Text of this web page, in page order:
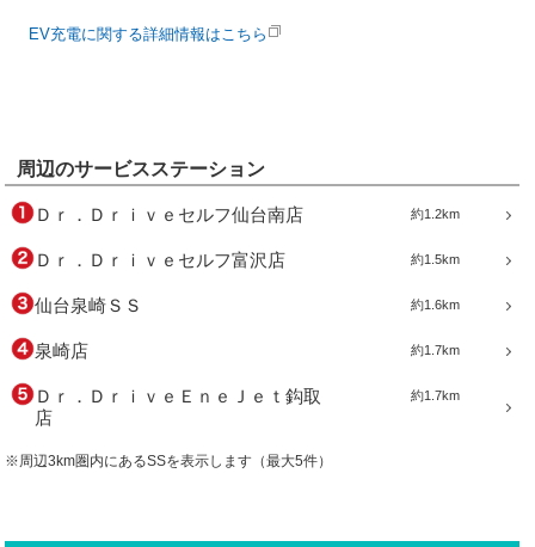
EV充電に関する詳細情報はこちら
周辺のサービスステーション
約1.2km
Ｄｒ．Ｄｒｉｖｅセルフ仙台南店
約1.5km
Ｄｒ．Ｄｒｉｖｅセルフ富沢店
約1.6km
仙台泉崎ＳＳ
約1.7km
泉崎店
約1.7km
Ｄｒ．ＤｒｉｖｅＥｎｅＪｅｔ鈎取
店
※周辺3km圏内にあるSSを表示します（最大5件）